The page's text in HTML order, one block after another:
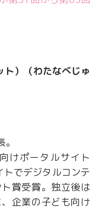
ト）（わたなべじゅ
けポータルサイト
トでデジタルコンテ
賞受賞。独立後は
企業の子ども向け